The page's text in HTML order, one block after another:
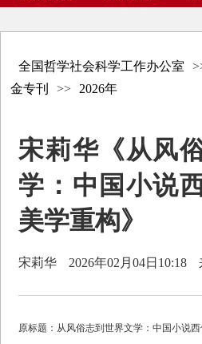
全国哲学社会科学工作办公室
金专刊
>> 2026年
宋莉华《从风
学：中国小说
美学重构》
宋莉华 2026年02月04日10:18
原标题：从风俗志到世界文学：中国小说